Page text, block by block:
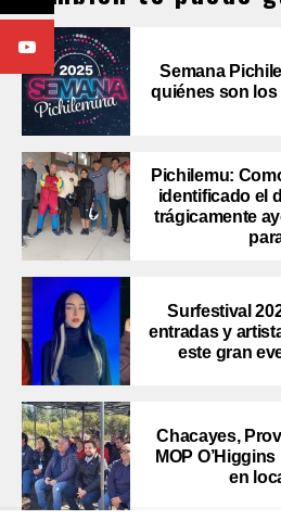
Semana
quiénes son
Pichilemu:
identificado el
trágicamente
Surfestival
entradas y
este gran
Chacayes,
MOP
en